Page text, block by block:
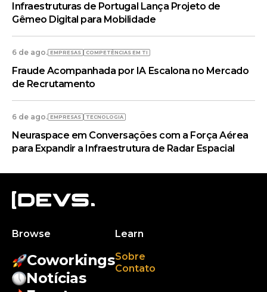
Infraestruturas de Portugal Lança Projeto de
Gêmeo Digital para Mobilidade
6 de ago. EMPRESAS COMPETÊNCIAS EM TI
Fraude Acompanhada por IA Escalona no Mercado
de Recrutamento
6 de ago. EMPRESAS TECNOLOGIA
Neuraspace em Conversações com a Força Aérea
para Expandir a Infraestrutura de Radar Espacial
Browse
Coworkings
Notícias
Learn
Sobre
Contato